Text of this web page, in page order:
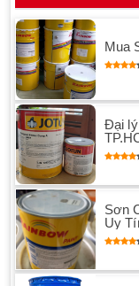
Mua
Đại lý
Sơn
Uy